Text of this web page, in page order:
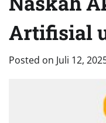
Artifisial
Posted on Juli 12,